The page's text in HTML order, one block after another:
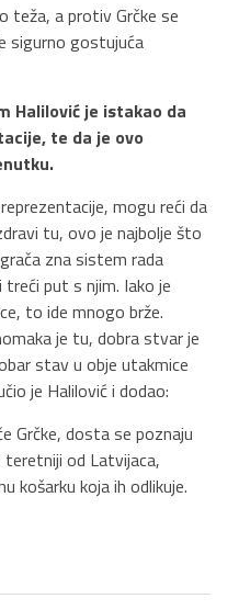
teža, a protiv Grčke se
sigurno gostujuća
Halilović je istakao da
te da je ovo
mogu reći da
tu, ovo je najbolje što
zna sistem rada
put s njim. Iako je
to ide mnogo brže.
je tu, dobra stvar je
stav u obje utakmice
je Halilović i dodao:
Grčke, dosta se poznaju
teretniji od Latvijaca,
košarku koja ih odlikuje.